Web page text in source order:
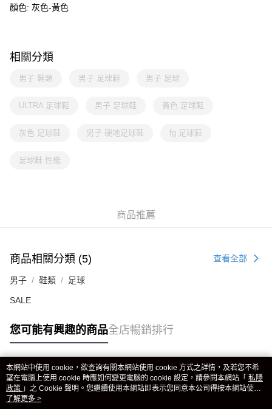
顏色: 灰色-黃色
相關分類
男子 鞋類 男子 足球鞋 男子 足球
ULTRA 足球鞋 男子 足球鞋 黃色 足球鞋
灰色 足球鞋 男子 硬地足球鞋 fg 足球鞋
足球鞋 性能
商品推薦
商品相關分類 (5) 查看全部
男子 鞋類 足球
SALE
您可能有興趣的商品全店暢銷排行
熱門標籤
熱銷排行
本網站中使用 cookie，欲查詢有關本網站使用 cookie 方式之詳情，及若您不希
望在電腦上使用 cookie 時應如何變更電腦的 cookie 設定，請參閱本網站「 私隱
政策 」之 Cookie 聲明。您繼續使用本網站即表示您同意本公司得按本網站使用
條款之 Cookie 聲明使用 cookie。
了解更多 >